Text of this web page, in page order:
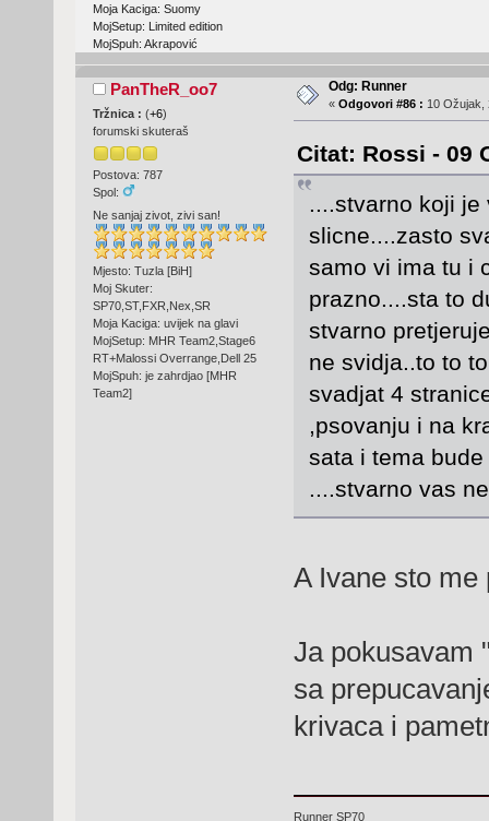
Moja Kaciga: Suomy
MojSetup: Limited edition
MojSpuh: Akrapović
PanTheR_oo7
Tržnica : (+6)
forumski skuteraš
Postova: 787
Spol:
Ne sanjaj zivot, zivi san!
Mjesto: Tuzla [BiH]
Moj Skuter:
SP70,ST,FXR,Nex,SR
Moja Kaciga: uvijek na glavi
MojSetup: MHR Team2,Stage6
RT+Malossi Overrange,Dell 25
MojSpuh: je zahrdjao [MHR
Team2]
Odg: Runner
« Odgovori #86 : 10 Ožujak,
Citat: Rossi - 09
....stvarno koji
slicne....zasto
samo vi ima tu i
prazno....sta to
stvarno
ne svidja..to to
svadjat 4
,psovanju i na
sata i tema
....stvarno vas
A Ivane sto
Ja pokusavam
sa
krivaca i
Runner SP70